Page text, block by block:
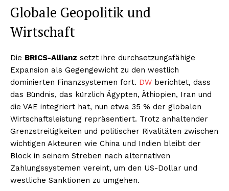
Globale Geopolitik und
Wirtschaft
Die BRICS-Allianz setzt ihre durchsetzungsfähige
Expansion als Gegengewicht zu den westlich
dominierten Finanzsystemen fort. DW berichtet, dass
das Bündnis, das kürzlich Ägypten, Äthiopien, Iran und
die VAE integriert hat, nun etwa 35 % der globalen
Wirtschaftsleistung repräsentiert. Trotz anhaltender
Grenzstreitigkeiten und politischer Rivalitäten zwischen
wichtigen Akteuren wie China und Indien bleibt der
Block in seinem Streben nach alternativen
Zahlungssystemen vereint, um den US-Dollar und
westliche Sanktionen zu umgehen.